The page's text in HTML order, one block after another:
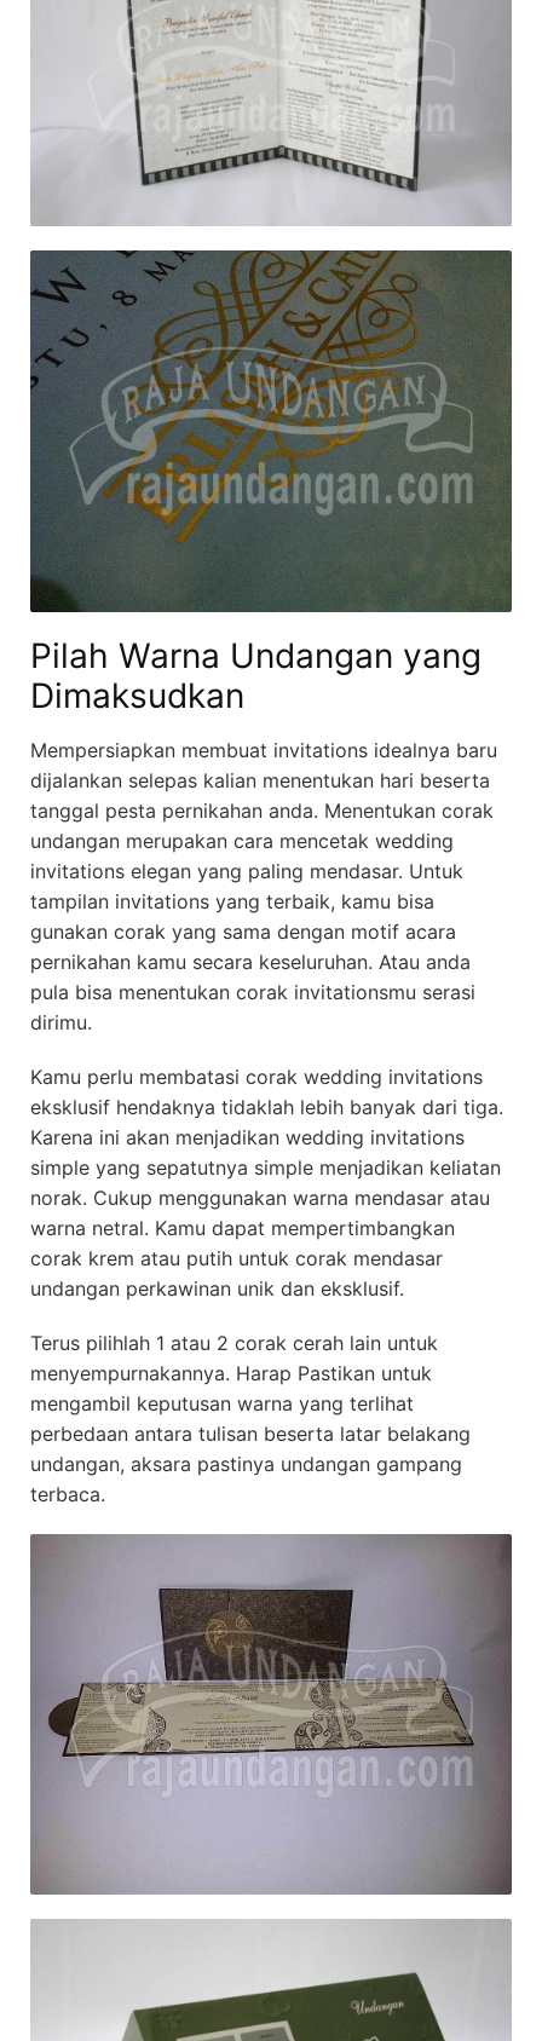
Pilah Warna Undangan yang
Dimaksudkan
Mempersiapkan membuat invitations idealnya baru
dijalankan selepas kalian menentukan hari beserta
tanggal pesta pernikahan anda. Menentukan corak
undangan merupakan cara mencetak wedding
invitations elegan yang paling mendasar. Untuk
tampilan invitations yang terbaik, kamu bisa
gunakan corak yang sama dengan motif acara
pernikahan kamu secara keseluruhan. Atau anda
pula bisa menentukan corak invitationsmu serasi
dirimu.
Kamu perlu membatasi corak wedding invitations
eksklusif hendaknya tidaklah lebih banyak dari tiga.
Karena ini akan menjadikan wedding invitations
simple yang sepatutnya simple menjadikan keliatan
norak. Cukup menggunakan warna mendasar atau
warna netral. Kamu dapat mempertimbangkan
corak krem atau putih untuk corak mendasar
undangan perkawinan unik dan eksklusif.
Terus pilihlah 1 atau 2 corak cerah lain untuk
menyempurnakannya. Harap Pastikan untuk
mengambil keputusan warna yang terlihat
perbedaan antara tulisan beserta latar belakang
undangan, aksara pastinya undangan gampang
terbaca.